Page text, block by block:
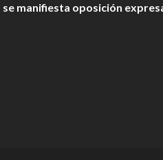
se manifiesta oposición